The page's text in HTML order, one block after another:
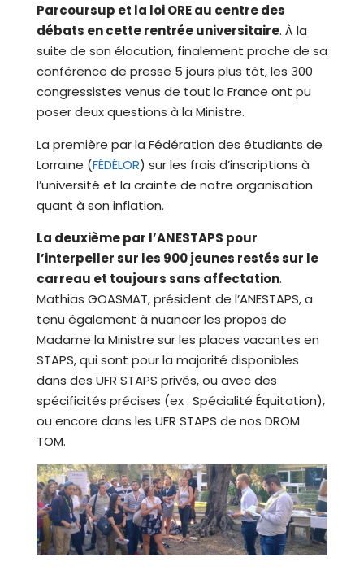
Parcoursup et la loi ORE au centre des
débats en cette rentrée universitaire. À la
suite de son élocution, finalement proche de sa
conférence de presse 5 jours plus tôt, les 300
congressistes venus de tout la France ont pu
poser deux questions à la Ministre.
La première par la Fédération des étudiants de
Lorraine (FÉDÉLOR) sur les frais d’inscriptions à
l’université et la crainte de notre organisation
quant à son inflation.
La deuxième par l’ANESTAPS pour
l’interpeller sur les 900 jeunes restés sur le
carreau et toujours sans affectation.
Mathias GOASMAT, président de l’ANESTAPS, a
tenu également à nuancer les propos de
Madame la Ministre sur les places vacantes en
STAPS, qui sont pour la majorité disponibles
dans des UFR STAPS privés, ou avec des
spécificités précises (ex : Spécialité Équitation),
ou encore dans les UFR STAPS de nos DROM
TOM.